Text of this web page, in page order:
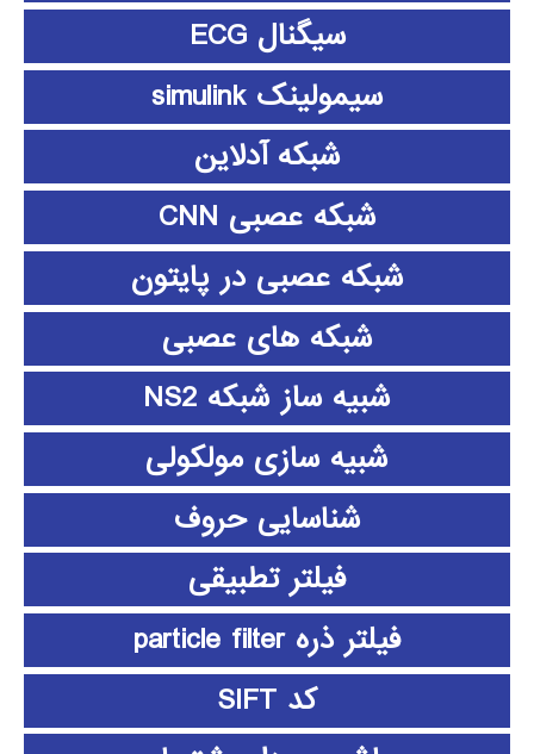
سیگنال ECG
سیمولینک simulink
شبکه آدلاین
شبکه عصبی CNN
شبکه عصبی در پایتون
شبکه های عصبی
شبیه ساز شبکه NS2
شبیه سازی مولکولی
شناسایی حروف
فیلتر تطبیقی
فیلتر ذره particle filter
کد SIFT